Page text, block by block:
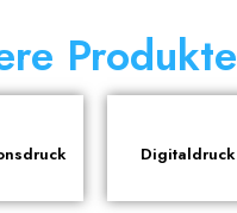
Produkte
Digitaldruck